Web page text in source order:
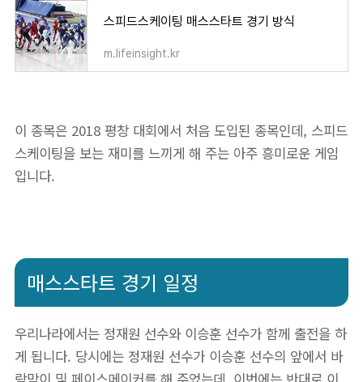
스피드스케이팅 매스스타트 경기 방식
m.lifeinsight.kr
이 종목은 2018 평창 대회에서 처음 도입된 종목인데, 스피드
스케이팅을 보는 재미를 느끼게 해 주는 아주 흥미로운 게임
입니다.
매스스타트 경기 일정
우리나라에서는 정재원 선수와 이승훈 선수가 함께 출전을 하
게 됩니다. 당시에는 정재원 선수가 이승훈 선수의 앞에서 바